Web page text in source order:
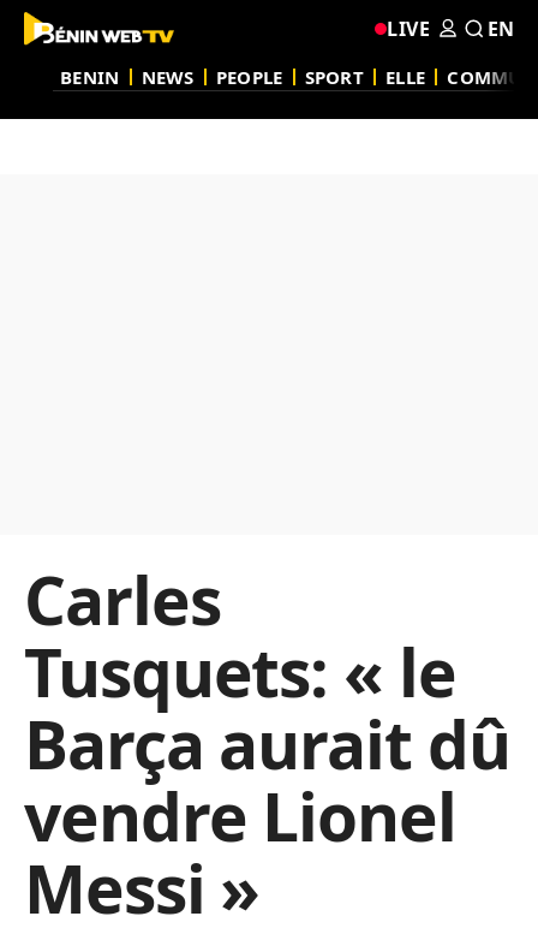
BENIN NEWS PEOPLE SPORT ELLE
LIVE EN
Carles
Tusquets: « le
Barça aurait dû
vendre Lionel
Messi »